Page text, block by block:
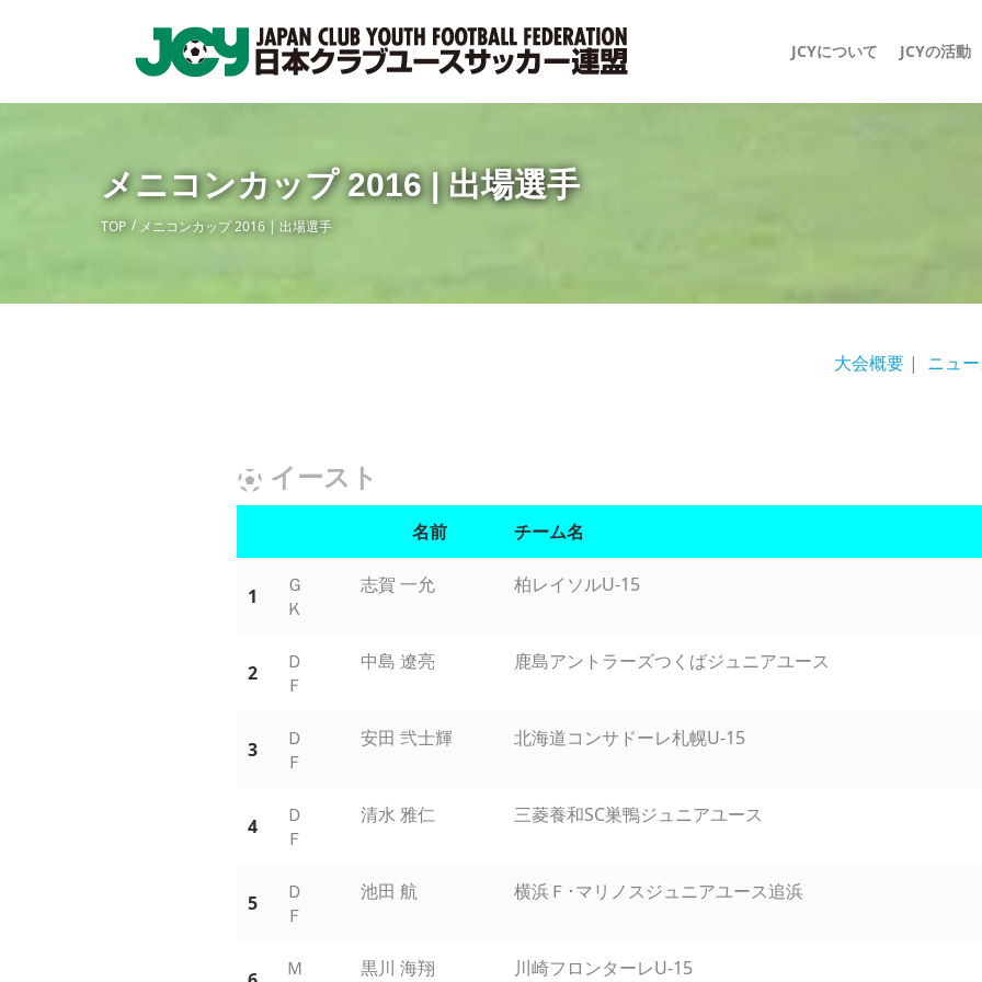
JCYについて JCYの活動
メニコンカップ 2016 | 出場選手
TOP メニコンカップ 2016 | 出場選手
大会概要 | ニュ
イースト
名前 チーム名
1
Ｇ
Ｋ
志賀 一允 柏レイソルU-15
2
Ｄ
Ｆ
中島 遼亮 鹿島アントラーズつくばジュニアユース
3
Ｄ
Ｆ
安田 弐士輝 北海道コンサドーレ札幌U-15
4
Ｄ
Ｆ
清水 雅仁 三菱養和SC巣鴨ジュニアユース
5
Ｄ
Ｆ
池田 航 横浜Ｆ･マリノスジュニアユース追浜
Ｍ
黒川 海翔 川崎フロンターレU-15